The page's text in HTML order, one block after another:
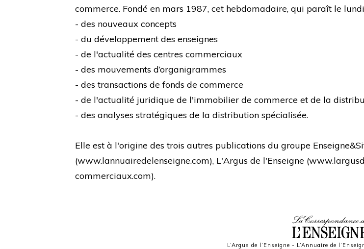
commerce. Fondé en mars 1987, cet hebdomadaire, qui paraît le
- des nouveaux concepts
- du développement des enseignes
- de l'actualité des centres commerciaux
- des mouvements d’organigrammes
- des transactions de fonds de commerce
- de l'actualité juridique de l'immobilier de commerce et de la
- des analyses stratégiques de la distribution spécialisée.
Elle est à l'origine des trois autres publications du groupe
(www.lannuairedelenseigne.com), L'Argus de l'Enseigne (
commerciaux.com).
L’Argus de l’Enseigne - L’Annuaire de